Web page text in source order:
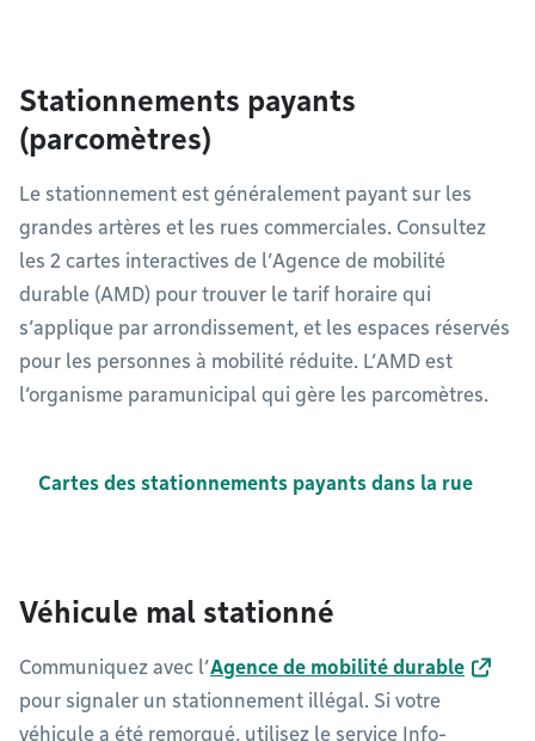
Stationnements payants
(parcomètres)
Le stationnement est généralement payant sur les
grandes artères et les rues commerciales. Consultez
les 2 cartes interactives de l’Agence de mobilité
durable (AMD) pour trouver le tarif horaire qui
s’applique par arrondissement, et les espaces réservés
pour les personnes à mobilité réduite. L’AMD est
l’organisme paramunicipal qui gère les parcomètres.
Cartes des stationnements payants dans la rue
Véhicule mal stationné
Communiquez avec l’Agence de mobilité durable
pour signaler un stationnement illégal. Si votre
véhicule a été remorqué, utilisez le service Info-